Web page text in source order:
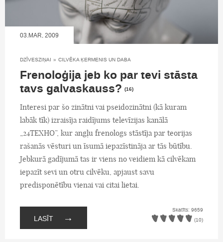
03.MAR, 2009
DZĪVESZIŅAI » CILVĒKA ĶERMENIS UN DABA
Frenoloģija jeb ko par tevi stāsta
tavs galvaskauss? (16)
Interesi par šo zinātni vai pseidozinātni (kā kuram
labāk tīk) izraisīja raidījums televīzijas kanālā
„24TEXHO”, kur angļu frenologs stāstīja par teorijas
rašanās vēsturi un īsumā iepazīstināja ar tās būtību.
Jebkurā gadījumā tas ir viens no veidiem kā cilvēkam
iepazīt sevi un otru cilvēku, apjaust savu
predisponētību vienai vai citai lietai.
LASĪT →
Skatīts: 9659
(10)